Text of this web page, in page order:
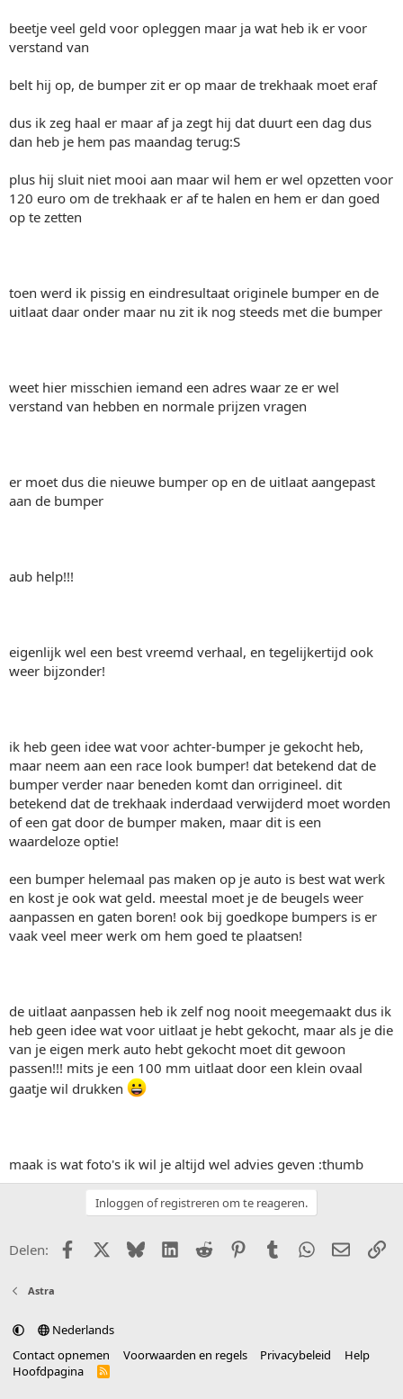
beetje veel geld voor opleggen maar ja wat heb ik er voor
verstand van
belt hij op, de bumper zit er op maar de trekhaak moet eraf
dus ik zeg haal er maar af ja zegt hij dat duurt een dag dus
dan heb je hem pas maandag terug:S
plus hij sluit niet mooi aan maar wil hem er wel opzetten voor
120 euro om de trekhaak er af te halen en hem er dan goed
op te zetten
toen werd ik pissig en eindresultaat originele bumper en de
uitlaat daar onder maar nu zit ik nog steeds met die bumper
weet hier misschien iemand een adres waar ze er wel
verstand van hebben en normale prijzen vragen
er moet dus die nieuwe bumper op en de uitlaat aangepast
aan de bumper
aub help!!!
eigenlijk wel een best vreemd verhaal, en tegelijkertijd ook
weer bijzonder!
ik heb geen idee wat voor achter-bumper je gekocht heb,
maar neem aan een race look bumper! dat betekend dat de
bumper verder naar beneden komt dan orrigineel. dit
betekend dat de trekhaak inderdaad verwijderd moet worden
of een gat door de bumper maken, maar dit is een
waardeloze optie!
een bumper helemaal pas maken op je auto is best wat werk
en kost je ook wat geld. meestal moet je de beugels weer
aanpassen en gaten boren! ook bij goedkope bumpers is er
vaak veel meer werk om hem goed te plaatsen!
de uitlaat aanpassen heb ik zelf nog nooit meegemaakt dus ik
heb geen idee wat voor uitlaat je hebt gekocht, maar als je die
van je eigen merk auto hebt gekocht moet dit gewoon
passen!!! mits je een 100 mm uitlaat door een klein ovaal
gaatje wil drukken
maak is wat foto's ik wil je altijd wel advies geven :thumb
Inloggen of registreren om te reageren.
Delen: FacebookX (Twitter)
BlueskyLinkedIn
Reddit PinterestTumblr WhatsApp
E-mail
Astra
Nederlands
Contact opnemen
Voorwaarden en regels Privacybeleid
Help
Hoofdpagina
R